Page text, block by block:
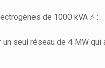
de 1000 kVA ⚡ :
seul réseau de 4 MW